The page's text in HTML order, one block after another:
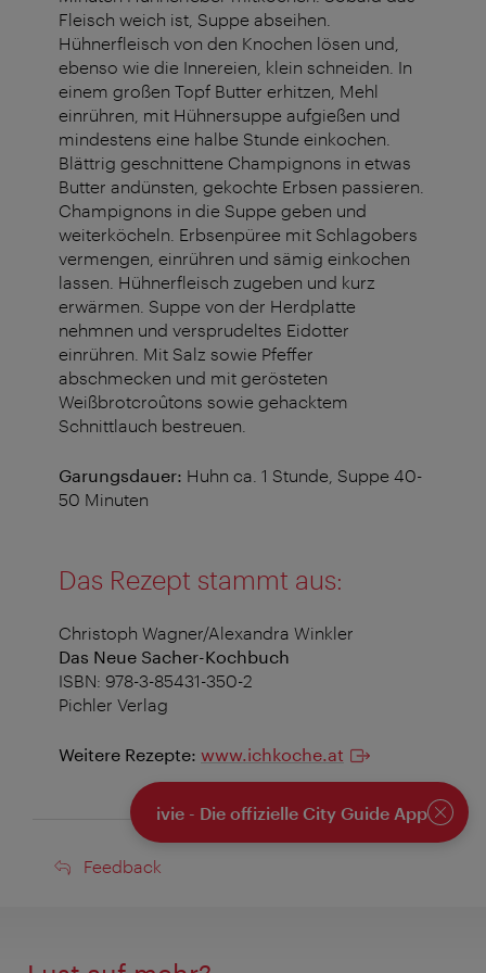
Fleisch weich ist, Suppe abseihen.
Hühnerfleisch von den Knochen lösen und,
ebenso wie die Innereien, klein schneiden. In
einem großen Topf Butter erhitzen, Mehl
einrühren, mit Hühnersuppe aufgießen und
mindestens eine halbe Stunde einkochen.
Blättrig geschnittene Champignons in etwas
Butter andünsten, gekochte Erbsen passieren.
Champignons in die Suppe geben und
weiterköcheln. Erbsenpüree mit Schlagobers
vermengen, einrühren und sämig einkochen
lassen. Hühnerfleisch zugeben und kurz
erwärmen. Suppe von der Herdplatte
nehmnen und versprudeltes Eidotter
einrühren. Mit Salz sowie Pfeffer
abschmecken und mit gerösteten
Weißbrotcroûtons sowie gehacktem
Schnittlauch bestreuen.
Garungsdauer: Huhn ca. 1 Stunde, Suppe 40-
50 Minuten
Das Rezept stammt aus:
Christoph Wagner/Alexandra Winkler
Das Neue Sacher-Kochbuch
ISBN: 978-3-85431-350-2
Pichler Verlag
Weitere Rezepte: www.ichkoche.at
Feedback
Feedback
ivie - Die offizielle City Guide App